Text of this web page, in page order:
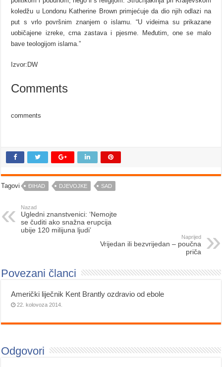
koledžu u Londonu Katherine Brown primjećuje da dio njih odlazi na
put s vrlo površnim znanjem o islamu. “U videima su prikazane
uobičajene izreke, crna zastava i pjesme. Međutim, one se malo
bave teologijom islama.”
Izvor:DW
Comments
comments
Tagovi ĐIHAD DJEVOJKE SAD
Nazad
Ugledni znanstvenici: ‘Nemojte
se čuditi ako snažna erupcija
ubije 120 milijuna ljudi’
Naprijed
Vrijedan ili bezvrijedan – poučna
priča
Povezani članci
Američki liječnik Kent Brantly ozdravio od ebole
22. kolovoza 2014.
Odgovori